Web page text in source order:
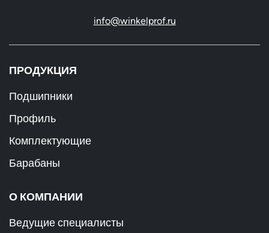
info@winkelprof.ru
ПРОДУКЦИЯ
Подшипники
Профиль
Комплектующие
Барабаны
О КОМПАНИИ
Ведущие специалисты